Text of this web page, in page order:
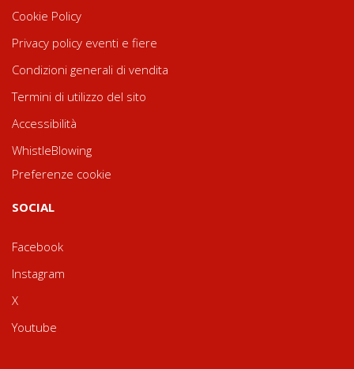
Cookie Policy
Privacy policy eventi e fiere
Condizioni generali di vendita
Termini di utilizzo del sito
Accessibilità
WhistleBlowing
Preferenze cookie
SOCIAL
Facebook
Instagram
X
Youtube